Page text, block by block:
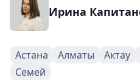
Ирина
Астана Алматы Актау
Семей